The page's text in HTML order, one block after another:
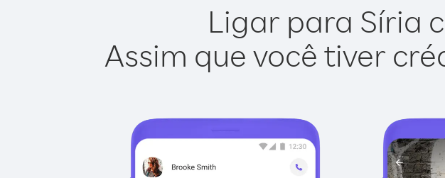
Ligar para Síria
Assim que você tiver